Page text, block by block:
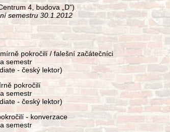
4, budova „D“)
semestru 30.1.2012
pokročilí / falešní začátečníci
semestr
- český lektor)
pokročilí
semestr
- český lektor)
- konverzace
semestr